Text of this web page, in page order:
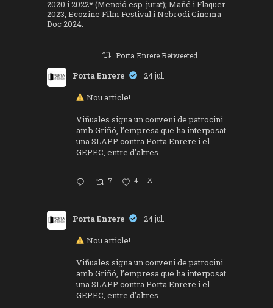
2020 i 2022* (Menció esp. jurat); Mañé i Flaquer
2023, Ecozine Film Festival i Nebrodi Cinema
Doc 2024.
Porta Enrere Retweeted
Porta Enrere 24 jul.
Nou article!
Viñuales signa un conveni de patrocini
amb Griñó, l’empresa que ha interposat
una SLAPP contra Porta Enrere i el
GEPEC, entre d’altres
7 4 X
Porta Enrere 24 jul.
Nou article!
Viñuales signa un conveni de patrocini
amb Griñó, l’empresa que ha interposat
una SLAPP contra Porta Enrere i el
GEPEC, entre d’altres